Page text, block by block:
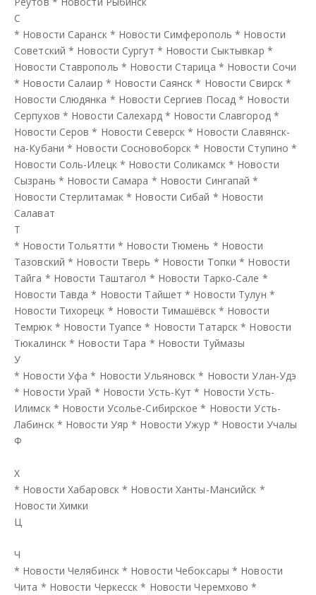
С
* Новости Саранск * Новости Симферополь * Новости
Советский * Новости Сургут * Новости Сыктывкар *
Новости Ставрополь * Новости Старица * Новости Сочи
* Новости Салаир * Новости Саянск * Новости Свирск *
Новости Слюдянка * Новости Сергиев Посад * Новости
Серпухов * Новости Салехард * Новости Славгород *
Новости Серов * Новости Северск * Новости Славянск-
на-Кубани * Новости Сосновоборск * Новости Ступино *
Новости Соль-Илецк * Новости Соликамск * Новости
Сызрань * Новости Самара * Новости Сингапай *
Новости Стерлитамак * Новости Сибай * Новости
Салават
Т
* Новости Тольятти * Новости Тюмень * Новости
Тазовский * Новости Тверь * Новости Топки * Новости
Тайга * Новости Таштагол * Новости Тарко-Сале *
Новости Тавда * Новости Тайшет * Новости Тулун *
Новости Тихорецк * Новости Тимашёвск * Новости
Темрюк * Новости Туапсе * Новости Татарск * Новости
Тюкалинск * Новости Тара * Новости Туймазы
У
* Новости Уфа * Новости Ульяновск * Новости Улан-Удэ
* Новости Урай * Новости Усть-Кут * Новости Усть-
Илимск * Новости Усолье-Сибирское * Новости Усть-
Лабинск * Новости Уяр * Новости Ужур * Новости Учалы
Ф
Х
* Новости Хабаровск * Новости Ханты-Мансийск *
Новости Химки
Ц
Ч
* Новости Челябинск * Новости Чебоксары * Новости
Чита * Новости Черкесск * Новости Черемхово *